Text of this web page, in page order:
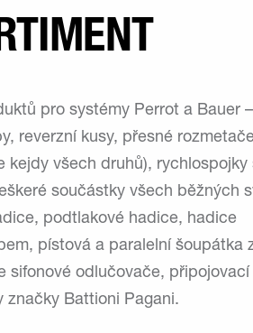
pro systémy Perrot a Bauer
reverzní kusy, přesné
kejdy všech druhů), rychlospojky
součástky všech běžných
podtlakové hadice, hadice
pístová a paralelní šoupátka
sifonové odlučovače, připojovací
Battioni Pagani.